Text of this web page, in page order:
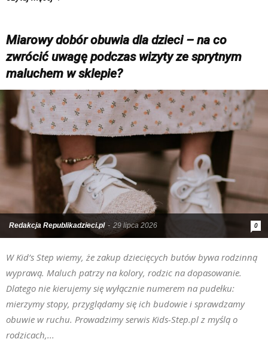
Miarowy dobór obuwia dla dzieci – na co
zwrócić uwagę podczas wizyty ze sprytnym
maluchem w sklepie?
Redakcja Republikadzieci.pl - 29 lipca 2026 0
W Kid’s Step wiemy, że zakup dziecięcych butów bywa rodzinną
wyprawą. Maluch patrzy na kolory, rodzic na dopasowanie.
Dlatego nie kierujemy się wyłącznie numerem na pudełku:
mierzymy stopy, przyglądamy się ich budowie i sprawdzamy
obuwie w ruchu. Prowadzimy serwis Kids-Step.pl z myślą o
rodzicach,...